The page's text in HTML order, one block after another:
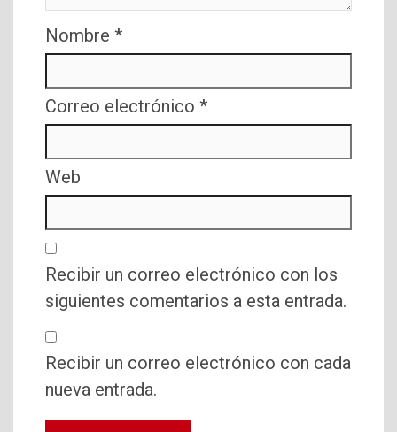
Nombre *
Correo electrónico *
Web
Recibir un correo electrónico con los
siguientes comentarios a esta entrada.
Recibir un correo electrónico con cada
nueva entrada.